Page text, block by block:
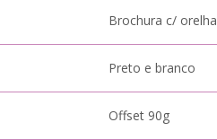
Brochura c/ orelha
Preto e branco
Offset 90g